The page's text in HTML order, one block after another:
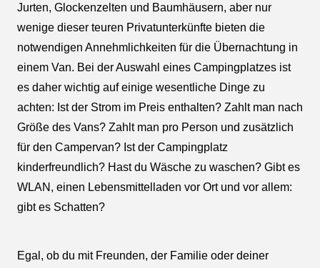
Jurten, Glockenzelten und Baumhäusern, aber nur
wenige dieser teuren Privatunterkünfte bieten die
notwendigen Annehmlichkeiten für die Übernachtung in
einem Van. Bei der Auswahl eines Campingplatzes ist
es daher wichtig auf einige wesentliche Dinge zu
achten: Ist der Strom im Preis enthalten? Zahlt man nach
Größe des Vans? Zahlt man pro Person und zusätzlich
für den Campervan? Ist der Campingplatz
kinderfreundlich? Hast du Wäsche zu waschen? Gibt es
WLAN, einen Lebensmittelladen vor Ort und vor allem:
gibt es Schatten?
Egal, ob du mit Freunden, der Familie oder deiner